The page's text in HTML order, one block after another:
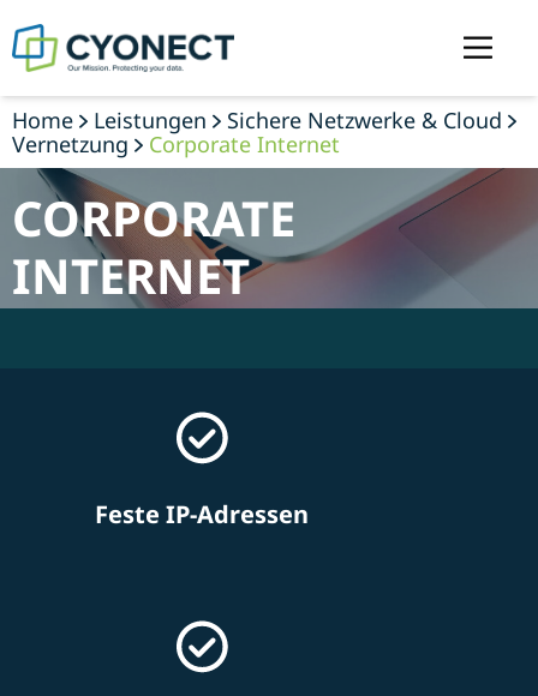
Home Leistungen
Sichere Netzwerke & Cloud
Vernetzung
Corporate Internet
CORPORATE
INTERNET
Feste IP-Adressen